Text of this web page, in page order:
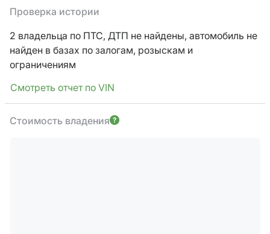
Проверка истории
2 владельца по ПТС, ДТП не найдены, автомобиль не
найден в базах по залогам, розыскам и
ограничениям
Смотреть отчет по VIN
Стоимость владения